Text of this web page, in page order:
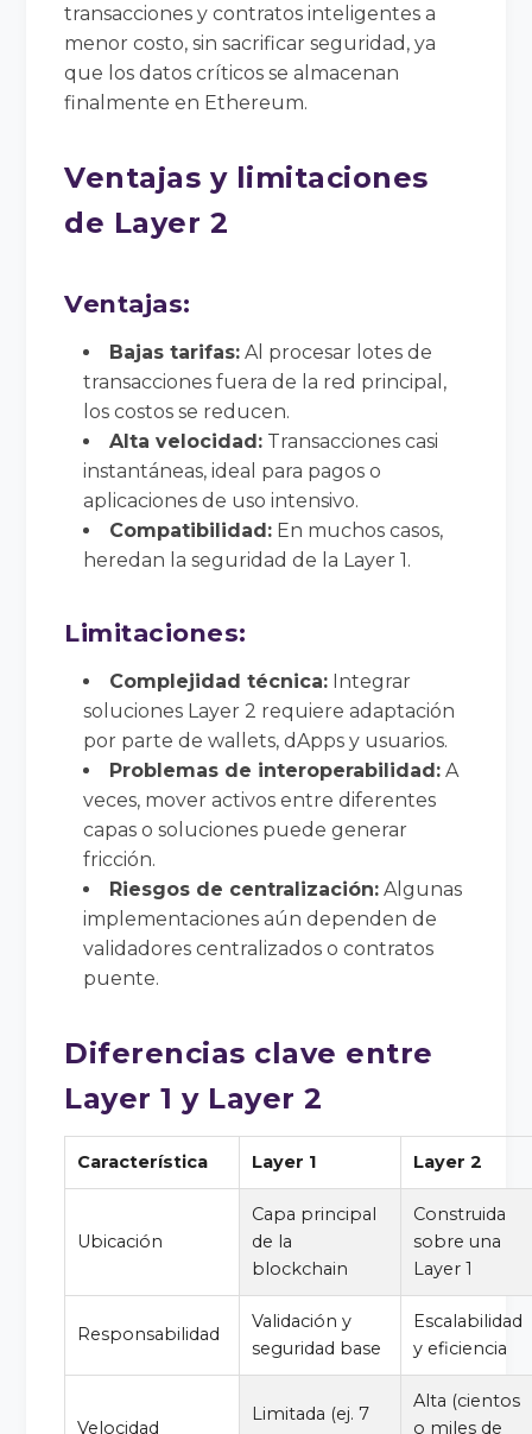
transacciones y contratos inteligentes a
menor costo, sin sacrificar seguridad, ya
que los datos críticos se almacenan
finalmente en Ethereum.
Ventajas y limitaciones
de Layer 2
Ventajas:
Bajas tarifas: Al procesar lotes de
transacciones fuera de la red principal,
los costos se reducen.
Alta velocidad: Transacciones casi
instantáneas, ideal para pagos o
aplicaciones de uso intensivo.
Compatibilidad: En muchos casos,
heredan la seguridad de la Layer 1.
Limitaciones:
Complejidad técnica: Integrar
soluciones Layer 2 requiere adaptación
por parte de wallets, dApps y usuarios.
Problemas de interoperabilidad: A
veces, mover activos entre diferentes
capas o soluciones puede generar
fricción.
Riesgos de centralización: Algunas
implementaciones aún dependen de
validadores centralizados o contratos
puente.
Diferencias clave entre
Layer 1 y Layer 2
Característica Layer 1 Layer 2
Ubicación
Capa principal
de la
blockchain
Construida
sobre una
Layer 1
Responsabilidad
Validación y
seguridad base
Escalabilidad
y eficiencia
Velocidad
Limitada (ej. 7
Alta (cientos
o miles de